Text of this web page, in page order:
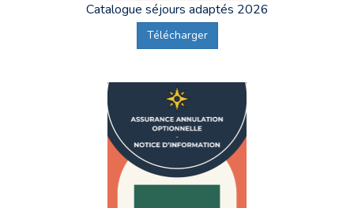
Catalogue séjours adaptés 2026
Télécharger